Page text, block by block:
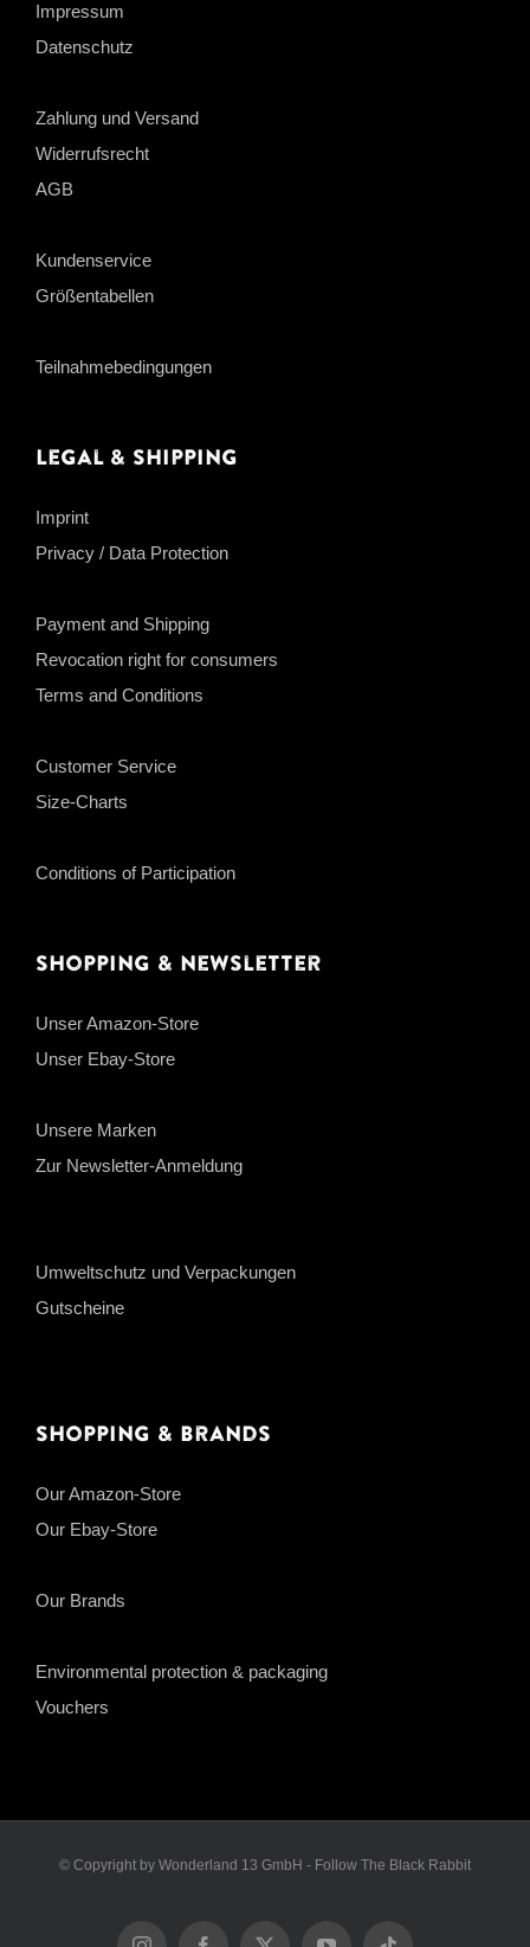
Impressum
Datenschutz
Zahlung und Versand
Widerrufsrecht
AGB
Kundenservice
Größentabellen
Teilnahmebedingungen
Legal & Shipping
Imprint
Privacy / Data Protection
Payment and Shipping
Revocation right for consumers
Terms and Conditions
Customer Service
Size-Charts
Conditions of Participation
Shopping & Newsletter
Unser Amazon-Store
Unser Ebay-Store
Unsere Marken
Zur Newsletter-Anmeldung
Umweltschutz und Verpackungen
Gutscheine
Shopping & Brands
Our Amazon-Store
Our Ebay-Store
Our Brands
Environmental protection & packaging
Vouchers
© Copyright by Wonderland 13 GmbH - Follow The Black Rabbit